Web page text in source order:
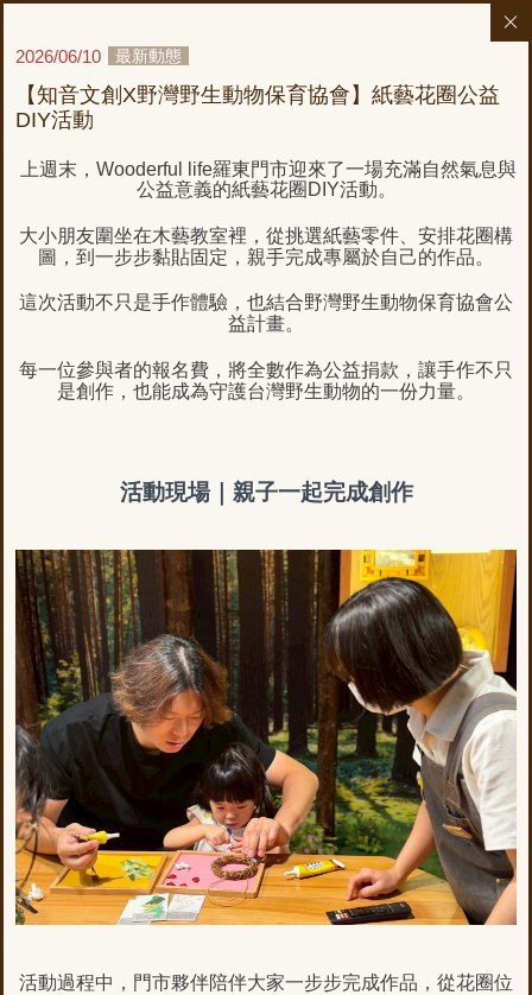
2026/06/10 最新動態
【知音文創X野灣野生動物保育協會】紙藝花圈公益
DIY活動
上週末， Wooderful life羅東門市迎來了一場充滿自然氣息與
公益意義的紙藝花圈 DIY活動。
大小朋友圍坐在木藝教室裡，從挑選紙藝零件、安排花圈構
圖，到一步步黏貼固定，親手完成專屬於自己的作品。
這次活動不只是手作體驗，也結合野灣野生動物保育協會公
益計畫。
每一位參與者的報名費，將全數作為公益捐款，讓手作不只
是創作，也能成為守護台灣野生動物的一份力量。
活動現場｜親子一起完成創作
活動過程中，門市夥伴陪伴大家一步步完成作品，從花圈位